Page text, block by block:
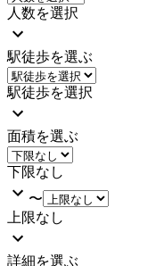
人数を選択
駅徒歩を選ぶ
駅徒歩を選択
面積を選ぶ
下限なし
〜
上限なし
詳細を選ぶ